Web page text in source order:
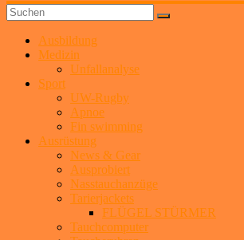
Ausbildung
Medizin
Unfallanalyse
Sport
UW-Rugby
Apnoe
Fin swimming
Ausrüstung
News & Gear
Ausprobiert
Nasstauchanzüge
Tarierjackets
FLÜGEL STÜRMER
Tauchcomputer